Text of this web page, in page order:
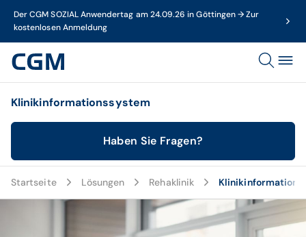
Der CGM SOZIAL Anwendertag am 24.09.26 in Göttingen → Zur
kostenlosen Anmeldung
Klinikinformationssystem
Haben Sie Fragen?
Startseite Lösungen Rehaklinik